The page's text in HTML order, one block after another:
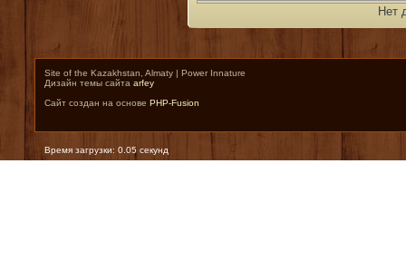
Нет
Site of the Kazakhstan, Almaty | Power Innature
Дизайн темы сайта arfey
Сайт создан на основе PHP-Fusion
Время загрузки: 0.05 секунд